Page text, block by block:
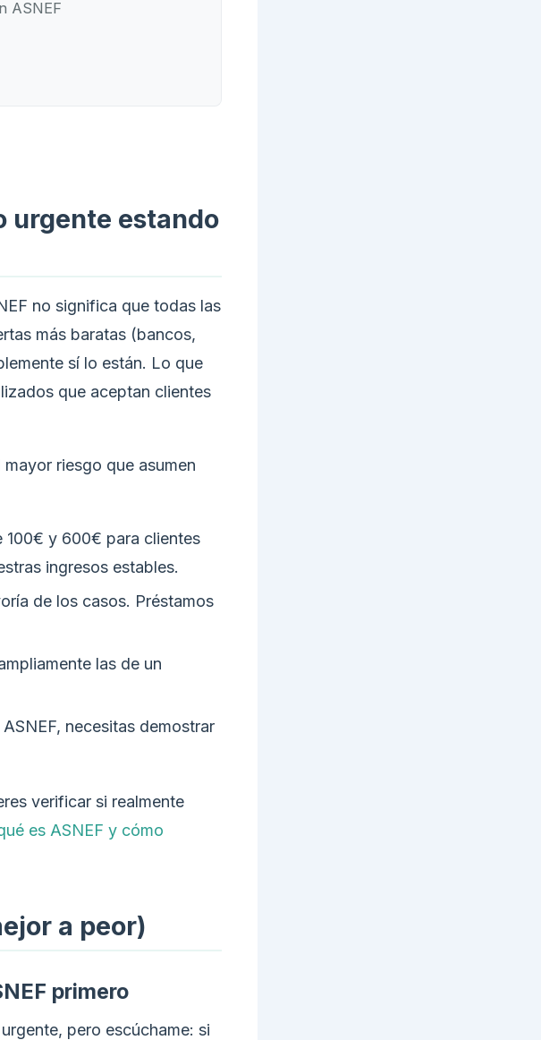
ASNEF
urgente estando
no significa que todas las
más baratas (bancos,
sí lo están. Lo que
que aceptan clientes
riesgo que asumen
100€ y 600€ para clientes
ingresos estables.
de los casos. Préstamos
las de un
necesitas demostrar
verificar si realmente
es ASNEF y cómo
a peor)
primero
pero escúchame: si